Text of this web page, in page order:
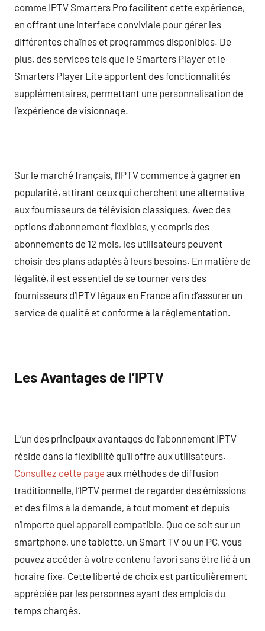
comme IPTV Smarters Pro facilitent cette expérience,
en offrant une interface conviviale pour gérer les
différentes chaînes et programmes disponibles. De
plus, des services tels que le Smarters Player et le
Smarters Player Lite apportent des fonctionnalités
supplémentaires, permettant une personnalisation de
l’expérience de visionnage.
Sur le marché français, l’IPTV commence à gagner en
popularité, attirant ceux qui cherchent une alternative
aux fournisseurs de télévision classiques. Avec des
options d’abonnement flexibles, y compris des
abonnements de 12 mois, les utilisateurs peuvent
choisir des plans adaptés à leurs besoins. En matière de
légalité, il est essentiel de se tourner vers des
fournisseurs d’IPTV légaux en France afin d’assurer un
service de qualité et conforme à la réglementation.
Les Avantages de l’IPTV
L’un des principaux avantages de l’abonnement IPTV
réside dans la flexibilité qu’il offre aux utilisateurs.
Consultez cette page aux méthodes de diffusion
traditionnelle, l’IPTV permet de regarder des émissions
et des films à la demande, à tout moment et depuis
n’importe quel appareil compatible. Que ce soit sur un
smartphone, une tablette, un Smart TV ou un PC, vous
pouvez accéder à votre contenu favori sans être lié à un
horaire fixe. Cette liberté de choix est particulièrement
appréciée par les personnes ayant des emplois du
temps chargés.